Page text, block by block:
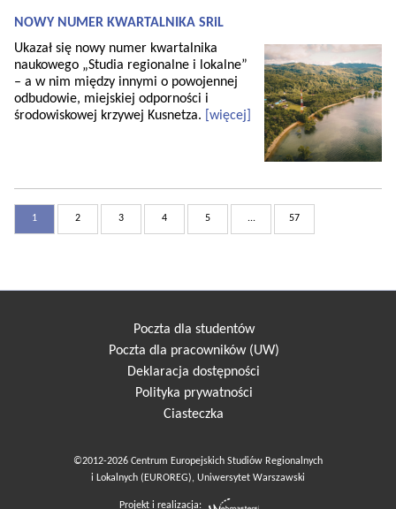
NOWY NUMER KWARTALNIKA SRiL
Ukazał się nowy numer kwartalnika
naukowego „Studia regionalne i lokalne”
– a w nim między innymi o powojennej
odbudowie, miejskiej odporności i
środowiskowej krzywej Kusnetza.
[więcej]
1 2 3 4 5 ... 57
Poczta dla studentów
Poczta dla pracowników (UW)
Deklaracja dostępności
Polityka prywatności
Ciasteczka
©2012-2026 Centrum Europejskich Studiów Regionalnych
i Lokalnych (EUROREG), Uniwersytet Warszawski
Projekt i realizacja: